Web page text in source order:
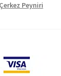
Peyniri